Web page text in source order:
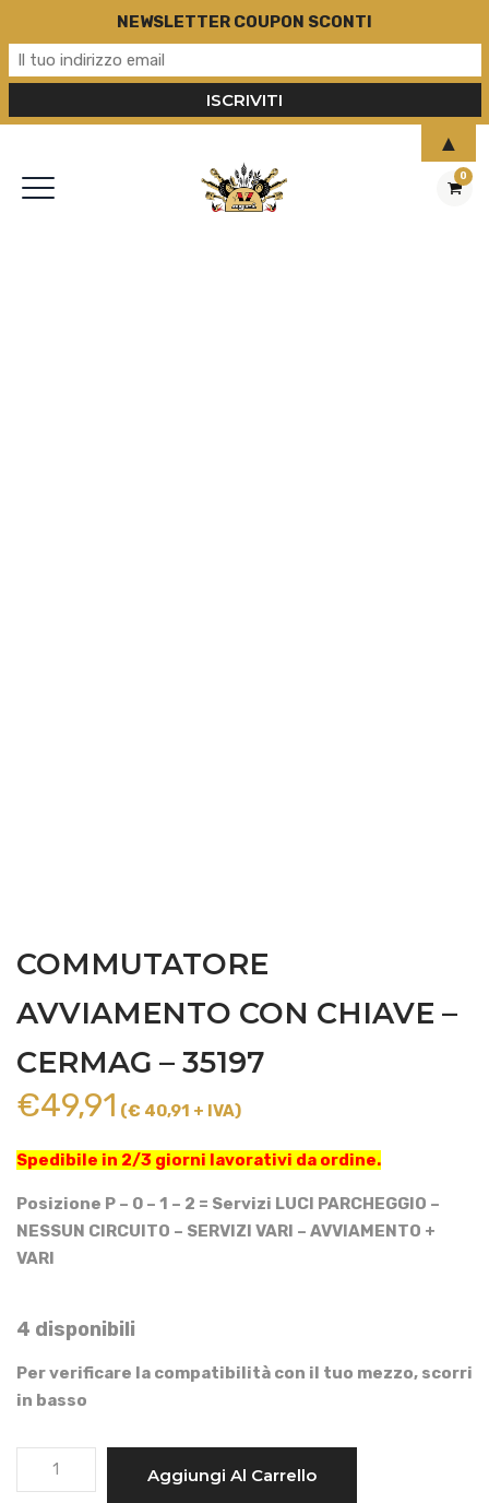
0
COMMUTATORE
AVVIAMENTO CON CHIAVE –
CERMAG – 35197
€49,91 (€ 40,91 + IVA)
Spedibile in 2/3 giorni lavorativi da ordine.
Posizione P – 0 – 1 – 2 = Servizi LUCI PARCHEGGIO –
NESSUN CIRCUITO – SERVIZI VARI – AVVIAMENTO +
VARI
4 disponibili
Per verificare la compatibilità con il tuo mezzo, scorri
in basso
COMMUTATORE
Aggiungi Al Carrello
NEWSLETTER COUPON SCONTI
▲